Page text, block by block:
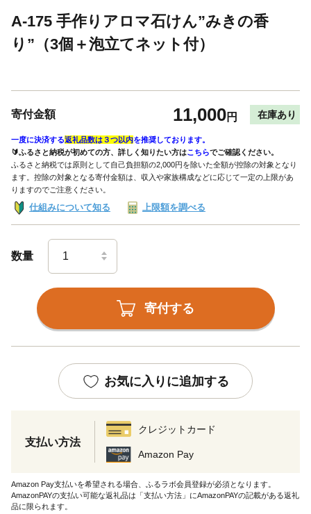
A-175 手作りアロマ石けん”みきの香
り”（3個＋泡立てネット付）
寄付金額 11,000円 在庫あり
一度に決済する返礼品数は３つ以内を推奨しております。
🔰ふるさと納税が初めての方、詳しく知りたい方はこちらでご確認ください。
ふるさと納税では原則として自己負担額の2,000円を除いた全額が控除の対象となり
ます。控除の対象となる寄付金額は、収入や家族構成などに応じて一定の上限があ
りますのでご注意ください。
仕組みについて知る 上限額を調べる
数量
寄付する
お気に入りに追加する
支払い方法
クレジットカード
Amazon Pay
Amazon Pay支払いを希望される場合、ふるラボ会員登録が必須となります。
AmazonPAYの支払い可能な返礼品は「支払い方法」にAmazonPAYの記載がある返礼
品に限られます。